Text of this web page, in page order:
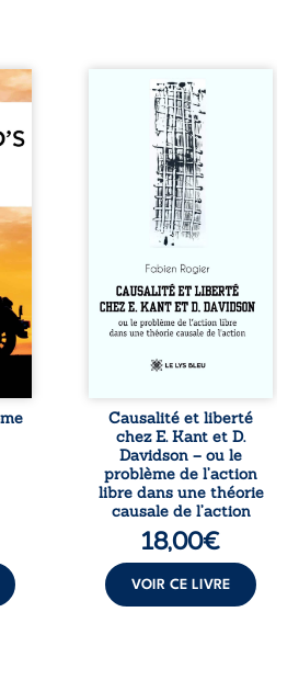
Sommes-nous
vraiment libres si
chacun de nos
actes s’inscrit
dans une chaîne
de causes ? À
travers une
confrontation
entre les pensées
d’Emmanuel Kant
et de Donald
Davidson, cet
essai explore les
liens entre libre
déterminisme
responsabilité. De
la volonté
kantienne au
monisme anomal
de Davidson, il
interroge la
manière dont les
intentions et les
croyances
peuvent ...
Causalité et liberté
chez E. Kant et D.
Davidson – ou le
problème de l’action
libre dans une théorie
causale de l’action
18,00€
VOIR CE LIVRE